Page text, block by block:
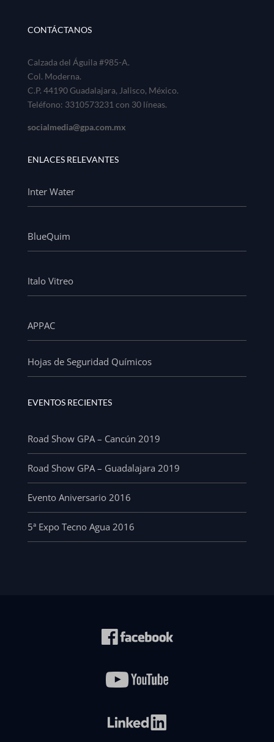
CONTÁCTANOS
Calzada del Águila #985-A.
Col. Moderna.
C.P. 44190 Guadalajara, Jalisco, México.
Teléfono: 3310573231 con 30 líneas.
socialmedia@gpa.com.mx
ENLACES RELEVANTES
Inter Water
BlueQuim
Italo Vitreo
APPAC
Hojas de Seguridad Químicos
EVENTOS RECIENTES
Road Show GPA – Cancún 2019
Road Show GPA – Guadalajara 2019
Evento Aniversario 2016
5ª Expo Tecno Agua 2016